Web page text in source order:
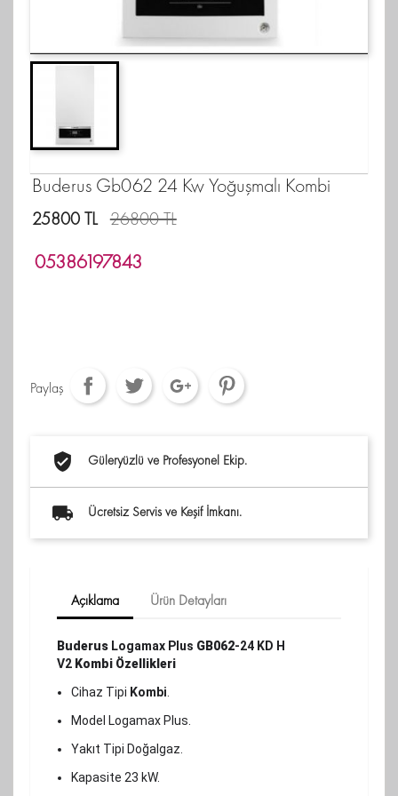
Buderus Gb062 24 Kw Yoğuşmalı Kombi
25800 TL 26800 TL
05386197843
Paylaş
Güleryüzlü ve Profesyonel Ekip.
Ücretsiz Servis ve Keşif İmkanı.
Açıklama Ürün Detayları
Buderus Logamax Plus GB062-24 KD H
V2 Kombi Özellikleri
Cihaz Tipi Kombi
Model Logamax Plus.
Yakıt Tipi Doğalgaz.
Kapasite 23 kW.